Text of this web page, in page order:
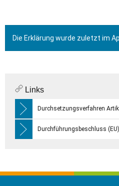
Die Erklärung wurde zuletzt im
Links
Durchsetzungsverfahren
Durchführungsbeschluss